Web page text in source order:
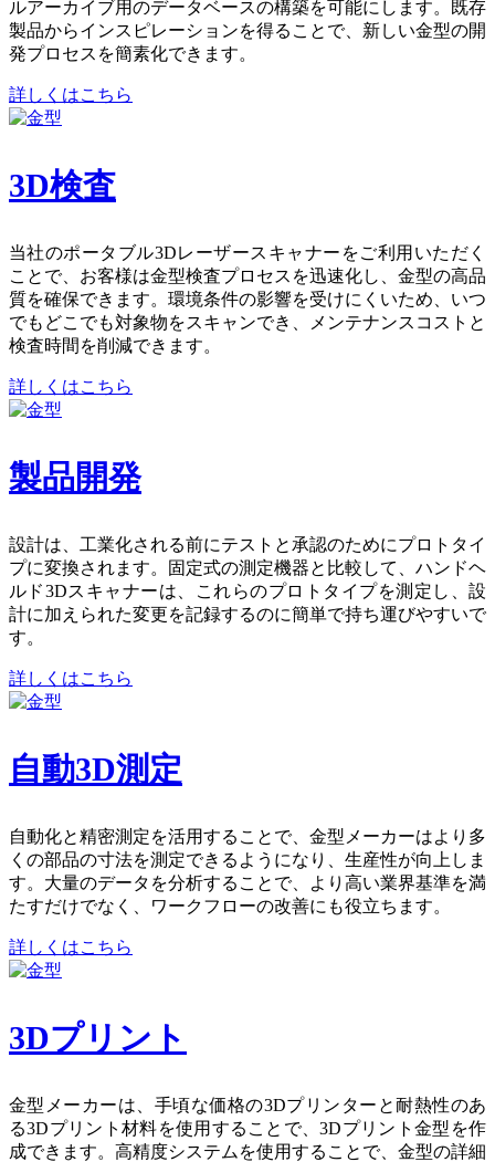
ルアーカイブ用のデータベースの構築を可能にします。既存
製品からインスピレーションを得ることで、新しい金型の開
発プロセスを簡素化できます。
詳しくはこちら
3D検査
当社のポータブル3Dレーザースキャナーをご利用いただく
ことで、お客様は金型検査プロセスを迅速化し、金型の高品
質を確保できます。環境条件の影響を受けにくいため、いつ
でもどこでも対象物をスキャンでき、メンテナンスコストと
検査時間を削減できます。
詳しくはこちら
製品開発
設計は、工業化される前にテストと承認のためにプロトタイ
プに変換されます。固定式の測定機器と比較して、ハンドヘ
ルド3Dスキャナーは、これらのプロトタイプを測定し、設
計に加えられた変更を記録するのに簡単で持ち運びやすいで
す。
詳しくはこちら
自動3D測定
自動化と精密測定を活用することで、金型メーカーはより多
くの部品の寸法を測定できるようになり、生産性が向上しま
す。大量のデータを分析することで、より高い業界基準を満
たすだけでなく、ワークフローの改善にも役立ちます。
詳しくはこちら
3Dプリント
金型メーカーは、手頃な価格の3Dプリンターと耐熱性のあ
る3Dプリント材料を使用することで、3Dプリント金型を作
成できます。高精度システムを使用することで、金型の詳細